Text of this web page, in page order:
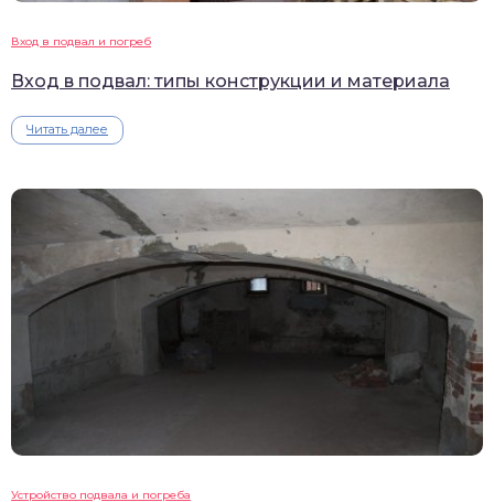
Вход в подвал и погреб
Вход в подвал: типы конструкции и материала
Читать далее
Устройство подвала и погреба